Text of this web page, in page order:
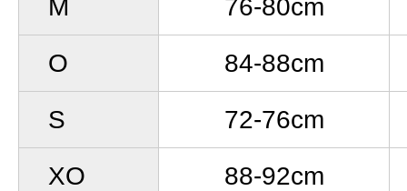
M
76-80cm
O
84-88cm
S
72-76cm
XO
88-92cm